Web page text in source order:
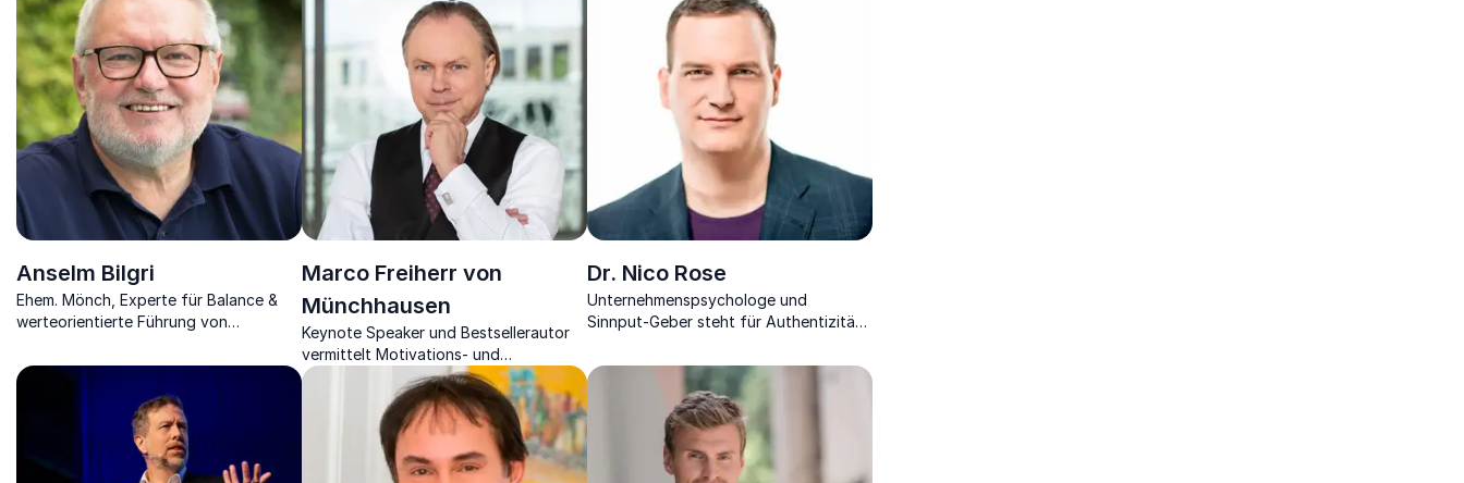
Anselm Bilgri
Ehem. Mönch, Experte für Balance &
werteorientierte Führung von
den Unternehmensalltag.
Marco Freiherr von
Münchhausen
Keynote Speaker und Bestsellerautor
vermittelt Motivations- und
Erfolgsstrategien mit Tiefgang und
Unterhaltungswert.
Dr. Nico Rose
Unternehmenspsychologe und
Sinnput-Geber steht für Authentizität,
Mensch und Organisation.